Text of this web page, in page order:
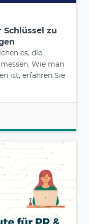
Schlüssel zu
es, die
Wie man
ist, erfahren Sie